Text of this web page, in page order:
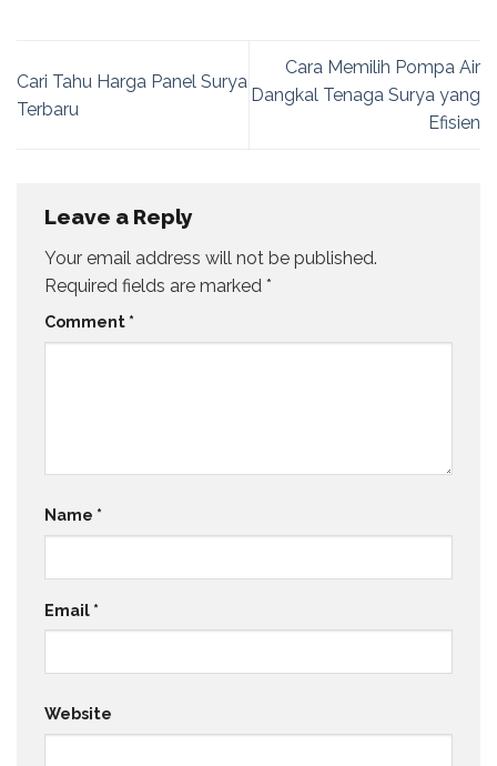
Cari Tahu Harga Panel Surya
Terbaru
Cara Memilih Pompa Air
Dangkal Tenaga Surya yang
Efisien
Leave a Reply
Your email address will not be published.
Required fields are marked *
Comment *
Name *
Email *
Website